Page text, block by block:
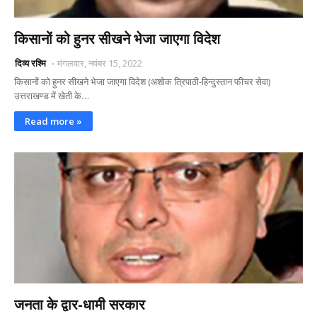
किसानों को हुनर सीखने भेजा जाएगा विदेश
दिव्य रश्मि
मंगलवार, नवंबर 15, 2022
किसानों को हुनर सीखने भेजा जाएगा विदेश (अशोक त्रिपाठी-हिन्दुस्तान फीचर सेवा)
उत्तराखण्ड में खेती के…
Read more »
जनता के द्वार-धामी सरकार